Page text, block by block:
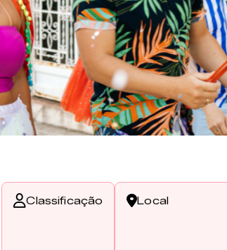
Classificação Local